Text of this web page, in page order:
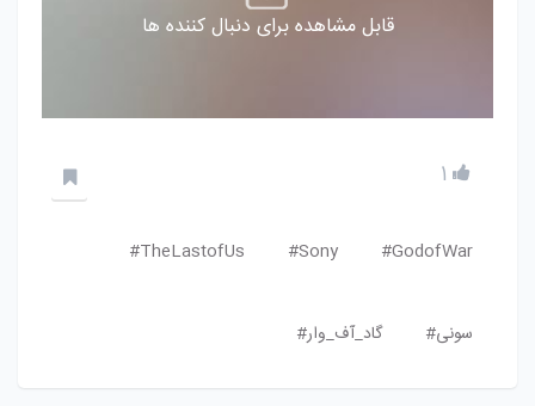
قابل مشاهده برای دنبال کننده ها
1
GodofWar#
Sony#
TheLastofUs#
سونی# گاد_آف_وار#